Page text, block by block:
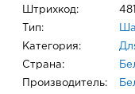
Штрихкод:
Тип:
Категория:
Страна:
Производитель: